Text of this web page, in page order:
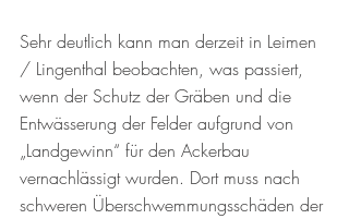
Sehr deutlich kann man derzeit in Leimen
/ Lingenthal beobachten, was passiert,
wenn der Schutz der Gräben und die
Entwässerung der Felder aufgrund von
„Landgewinn“ für den Ackerbau
vernachlässigt wurden. Dort muss nach
schweren Überschwemmungsschäden der